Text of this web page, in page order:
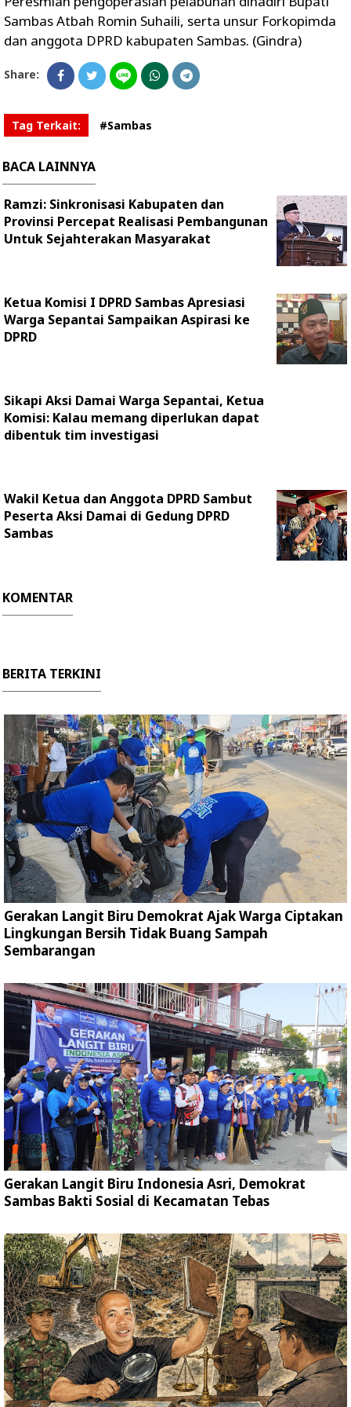
Sambas Atbah Romin Suhaili, serta unsur Forkopimda
dan anggota DPRD kabupaten Sambas. (Gindra)
Share:
Tag Terkait: #Sambas
BACA LAINNYA
Ramzi: Sinkronisasi Kabupaten dan
Provinsi Percepat Realisasi Pembangunan
Untuk Sejahterakan Masyarakat
Ketua Komisi I DPRD Sambas Apresiasi
Warga Sepantai Sampaikan Aspirasi ke
DPRD
Sikapi Aksi Damai Warga Sepantai, Ketua
Komisi: Kalau memang diperlukan dapat
dibentuk tim investigasi
Wakil Ketua dan Anggota DPRD Sambut
Peserta Aksi Damai di Gedung DPRD
Sambas
KOMENTAR
BERITA TERKINI
Gerakan Langit Biru Demokrat Ajak Warga Ciptakan
Lingkungan Bersih Tidak Buang Sampah
Sembarangan
Gerakan Langit Biru Indonesia Asri, Demokrat
Sambas Bakti Sosial di Kecamatan Tebas